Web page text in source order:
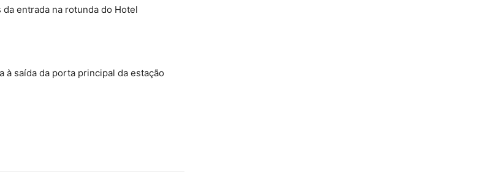
entrada na rotunda do Hotel
à saída da porta principal da estação